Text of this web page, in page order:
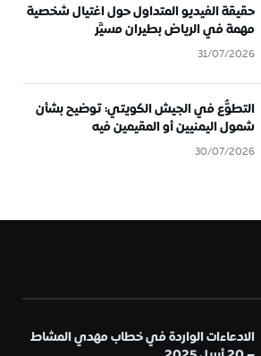
حقيقة الفيديو المتداول حول اغتيال شخصية
مهمة في الرياض بطيران مسيَّر
31/07/2026
التطوُّع في الجيش الكويتي: توضيح بشأن
شمول اليمنيين أو المقيمين فيه
30/07/2026
الادعاءات الواردة في خطاب مهدي المشاط